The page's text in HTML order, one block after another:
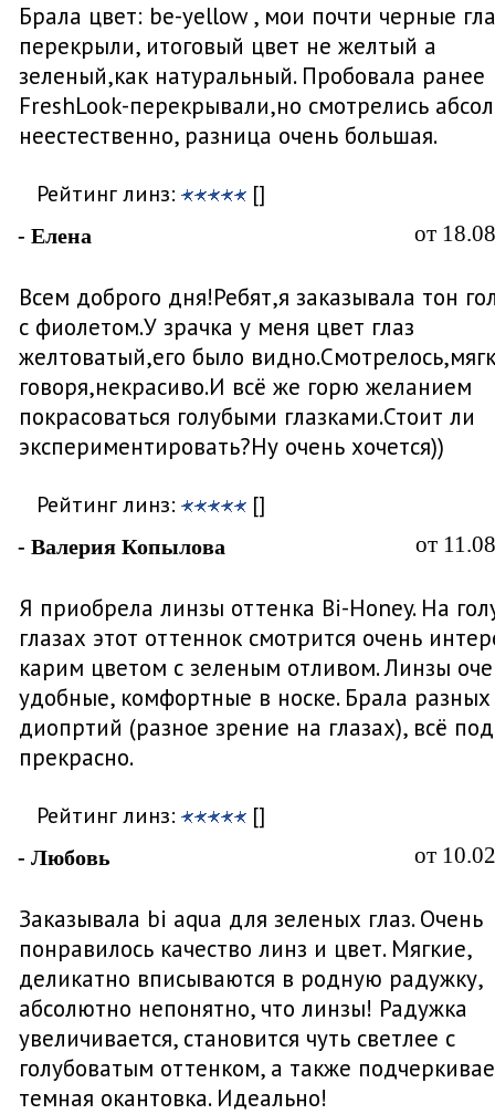
Брала цвет: be-yellow , мои почти черные
перекрыли, итоговый цвет не желтый а
зеленый,как натуральный. Пробовала ранее
FreshLook-перекрывали,но смотрелись
неестественно, разница очень большая.
Рейтинг линз: []
- Елена от
Всем доброго дня!Ребят,я заказывала тон
с фиолетом.У зрачка у меня цвет глаз
желтоватый,его было
говоря,некрасиво.И всё же горю желанием
покрасоваться голубыми глазками.Стоит ли
экспериментировать?Ну очень хочется))
Рейтинг линз: []
- Валерия Копылова от
Я приобрела линзы оттенка Bi-Honey. На
глазах этот оттеннок смотрится очень
карим цветом с зеленым отливом. Линзы
удобные, комфортные в носке. Брала разных
диопртий (разное зрение на глазах), всё
прекрасно.
Рейтинг линз: []
- Любовь от
Заказывала bi aqua для зеленых глаз. Очень
понравилось качество линз и цвет. Мягкие,
деликатно вписываются в родную радужку,
абсолютно непонятно, что линзы! Радужка
увеличивается, становится чуть светлее с
голубоватым оттенком, а также
темная окантовка. Идеально!